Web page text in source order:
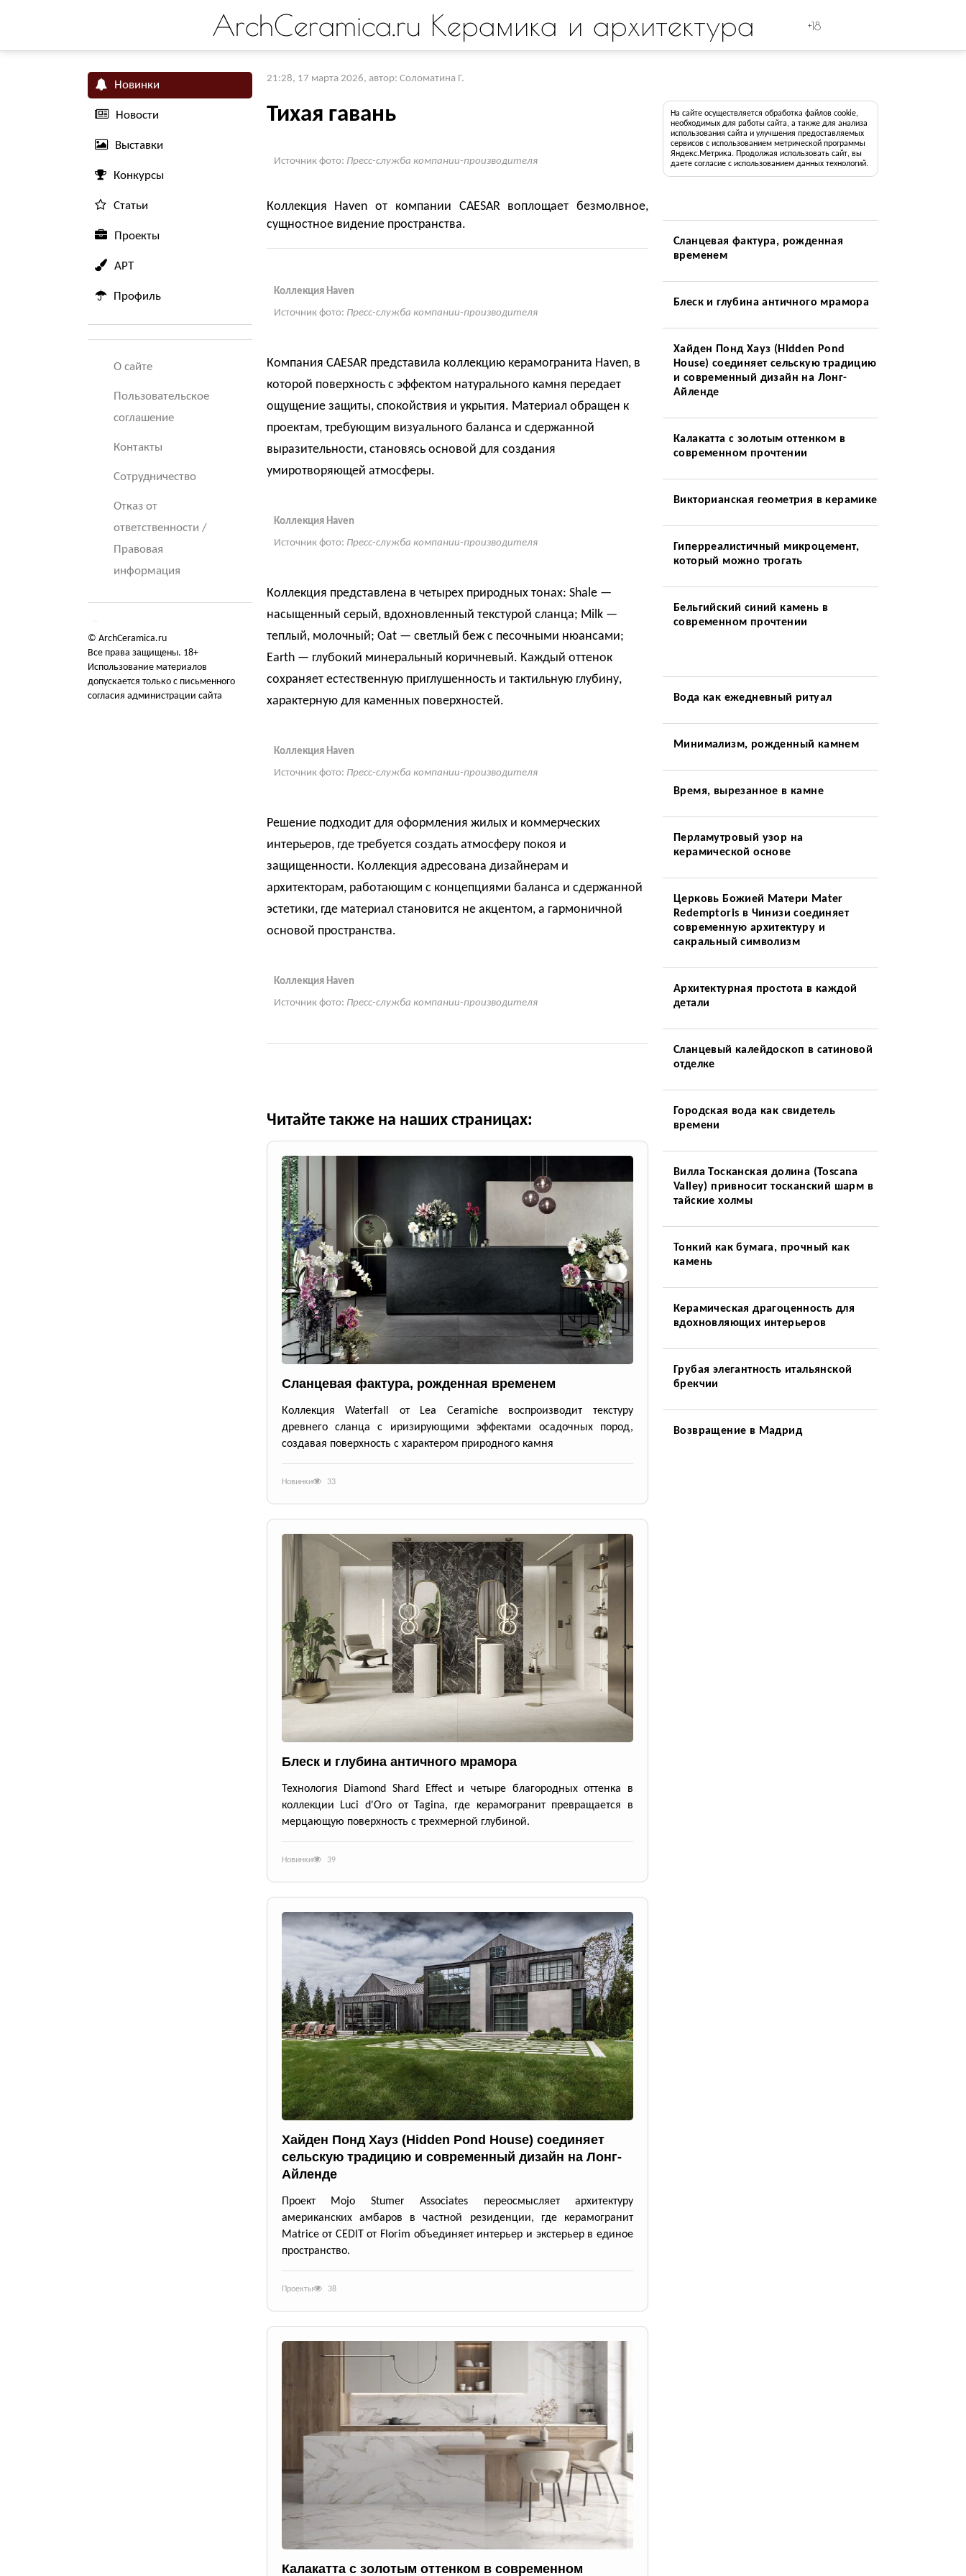
ArchCeramica.ru Керамика и архитектура +18
Новинки
Новости
Выставки
Конкурсы
Статьи
Проекты
АРТ
Профиль
О сайте
Пользовательское
соглашение
Контакты
Сотрудничество
Отказ от
ответственности /
Правовая
информация
© ArchCeramica.ru
Все права защищены. 18+
Использование материалов
допускается только с письменного
согласия администрации сайта
21:28, 17 марта 2026, автор: Соломатина Г.
Тихая гавань
Источник фото: Пресс-служба компании-производителя
Коллекция Haven от компании CAESAR воплощает безмолвное,
сущностное видение пространства.
Коллекция Haven
Источник фото: Пресс-служба компании-производителя
Компания CAESAR представила коллекцию керамогранита Haven, в
которой поверхность с эффектом натурального камня передает
ощущение защиты, спокойствия и укрытия. Материал обращен к
проектам, требующим визуального баланса и сдержанной
выразительности, становясь основой для создания
умиротворяющей атмосферы.
Коллекция Haven
Источник фото: Пресс-служба компании-производителя
Коллекция представлена в четырех природных тонах: Shale —
насыщенный серый, вдохновленный текстурой сланца; Milk —
теплый, молочный; Oat — светлый беж с песочными нюансами;
Earth — глубокий минеральный коричневый. Каждый оттенок
сохраняет естественную приглушенность и тактильную глубину,
характерную для каменных поверхностей.
Коллекция Haven
Источник фото: Пресс-служба компании-производителя
Решение подходит для оформления жилых и коммерческих
интерьеров, где требуется создать атмосферу покоя и
защищенности. Коллекция адресована дизайнерам и
архитекторам, работающим с концепциями баланса и сдержанной
эстетики, где материал становится не акцентом, а гармоничной
основой пространства.
Коллекция Haven
Источник фото: Пресс-служба компании-производителя
Читайте также на наших страницах:
Сланцевая фактура, рожденная временем
Коллекция Waterfall от Lea Ceramiche воспроизводит текстуру
древнего сланца с иризирующими эффектами осадочных пород,
создавая поверхность с характером природного камня
Новинки 33
Блеск и глубина античного мрамора
Технология Diamond Shard Effect и четыре благородных оттенка в
коллекции Luci d'Oro от Tagina, где керамогранит превращается в
мерцающую поверхность с трехмерной глубиной.
Новинки 39
Хайден Понд Хауз (Hidden Pond House) соединяет
сельскую традицию и современный дизайн на Лонг-
Айленде
Проект Mojo Stumer Associates переосмысляет архитектуру
американских амбаров в частной резиденции, где керамогранит
Matrice от CEDIT от Florim объединяет интерьер и экстерьер в единое
пространство.
Проекты 38
Калакатта с золотым оттенком в современном
На сайте осуществляется обработка файлов cookie,
необходимых для работы сайта, а также для анализа
использования сайта и улучшения предоставляемых
сервисов с использованием метрической программы
Яндекс.Метрика. Продолжая использовать сайт, вы
даете согласие с использованием данных технологий.
Сланцевая фактура, рожденная
временем
Блеск и глубина античного мрамора
Хайден Понд Хауз (Hidden Pond
House) соединяет сельскую традицию
и современный дизайн на Лонг-
Айленде
Калакатта с золотым оттенком в
современном прочтении
Викторианская геометрия в керамике
Гиперреалистичный микроцемент,
который можно трогать
Бельгийский синий камень в
современном прочтении
Вода как ежедневный ритуал
Минимализм, рожденный камнем
Время, вырезанное в камне
Перламутровый узор на
керамической основе
Церковь Божией Матери Mater
Redemptoris в Чинизи соединяет
современную архитектуру и
сакральный символизм
Архитектурная простота в каждой
детали
Сланцевый калейдоскоп в сатиновой
отделке
Городская вода как свидетель
времени
Вилла Тосканская долина (Toscana
Valley) привносит тосканский шарм в
тайские холмы
Тонкий как бумага, прочный как
камень
Керамическая драгоценность для
вдохновляющих интерьеров
Грубая элегантность итальянской
брекчии
Возвращение в Мадрид